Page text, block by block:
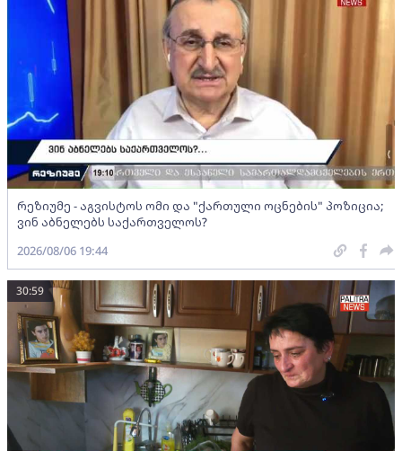
რეზიუმე - აგვისტოს ომი და "ქართული ოცნების" პოზიცია;
ვინ აბნელებს საქართველოს?
2026/08/06 19:44
30:59